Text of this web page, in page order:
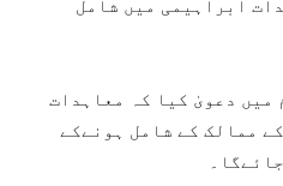
ابراہیمی میں شامل
میں دعویٰ کیا کہ معاہدات
ممالک کے شامل ہونےکے